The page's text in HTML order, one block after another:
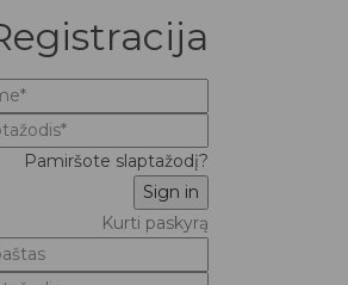
Pamiršote slaptažodį?
Kurti paskyrą